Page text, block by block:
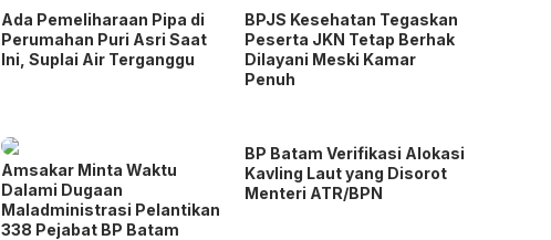
Ada Pemeliharaan Pipa di
Perumahan Puri Asri Saat
Ini, Suplai Air Terganggu
BPJS Kesehatan Tegaskan
Peserta JKN Tetap Berhak
Dilayani Meski Kamar
Penuh
Amsakar Minta Waktu
Dalami Dugaan
Maladministrasi Pelantikan
338 Pejabat BP Batam
BP Batam Verifikasi Alokasi
Kavling Laut yang Disorot
Menteri ATR/BPN